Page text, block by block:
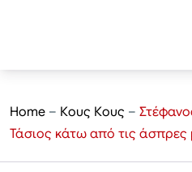
Home – Κους Κους –
Τάσιος κάτω από τις άσπρες